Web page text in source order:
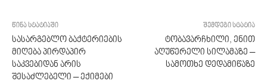
წინა სტატიაში
სასარგებლო ბაქტერიების
მიღება პირდაპირ
საკვებიდან არის
შესაძლებელი – ექიმები
შემდეგი სტატია
ტობავარჩხილი, ენით
აღუწერელი სილამაზე –
სამოთხე დედამიწაზე